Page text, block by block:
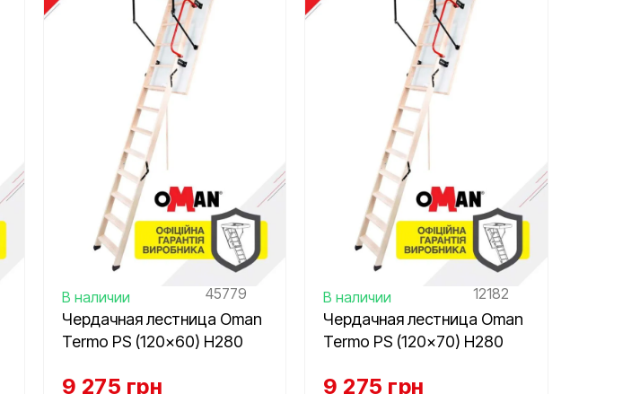
В наличии 45779
Чердачная лестница Oman
Termo PS (120×60) H280
9 275 грн
В наличии 12182
Чердачная лестница Oman
Termo PS (120×70) H280
9 275 грн